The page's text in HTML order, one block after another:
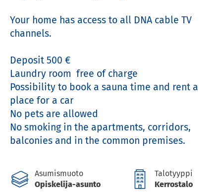
Your home has access to all DNA cable TV
channels.
Deposit 500 €
Laundry room  free of charge
Possibility to book a sauna time and rent a
place for a car
No pets are allowed
No smoking in the apartments, corridors,
balconies and in the common premises.
Asumismuoto
Opiskelija-asunto
Talotyyppi
Kerrostalo